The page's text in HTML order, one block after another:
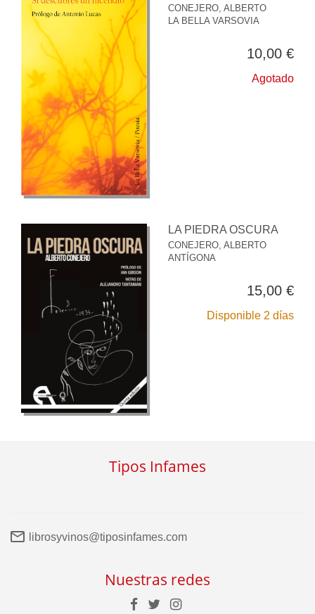
CONEJERO, ALBERTO
LA BELLA VARSOVIA
10,00 €
Agotado
LA PIEDRA OSCURA
CONEJERO, ALBERTO
ANTÍGONA
15,00 €
Disponible 2 días
Tipos Infames
librosyvinos@tiposinfames.com
Nuestras redes